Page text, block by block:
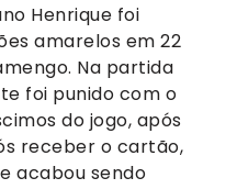
Henrique foi
amarelos em 22
Na partida
foi punido com o
do jogo, após
receber o cartão,
acabou sendo